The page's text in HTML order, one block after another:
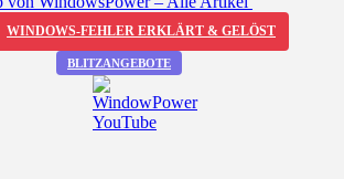
WINDOWS-FEHLER ERKLÄRT & GELÖST
BLITZANGEBOTE